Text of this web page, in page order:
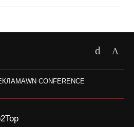
WN CONFERENCE